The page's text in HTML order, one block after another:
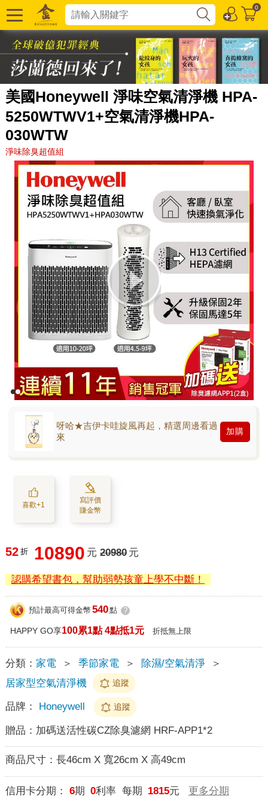
0
美國Honeywell 淨味空氣清淨機 HPA-
5250WTWV1+空氣清淨機HPA-
030WTW
淨味除臭超值組
呀哈★吉伊卡哇旋風再起，精選周邊看過
來
加購
喜歡+1
寫評價
賺金幣
52 折 10890 元 20980 元
認購希望書包，幫助弱勢孩童上學不中斷！
預計最高可得金幣 540點 ?
HAPPY GO享100累1點 4點抵1元 折抵無上限
分類： 家電 ＞ 季節家電 ＞ 除濕/空氣清淨
＞
居家型空氣清淨機
追蹤
品牌： Honeywell 追蹤
贈品： 加碼送活性碳CZ除臭濾網 HRF-APP1*2
商品尺寸： 長46cm X 寬26cm X 高49cm
信用卡分期： 6期 0利率 每期 1815元 更多分期